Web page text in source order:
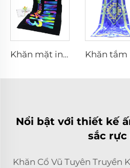
Khăn mặt in kỹ thuật số tùy chỉnh có logo
Nổi bật với thiết kế
sắc rực
Khăn Cổ Vũ Tuyên Truyền